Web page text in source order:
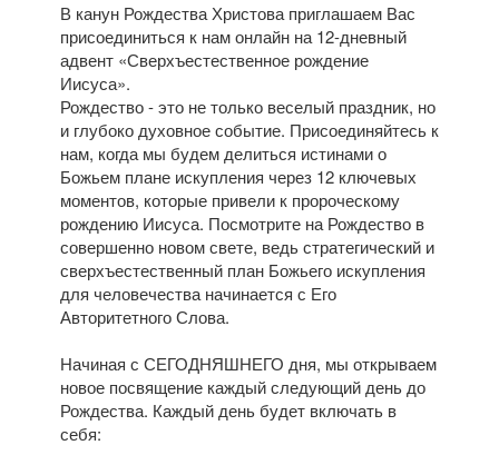
В канун Рождества Христова приглашаем Вас
присоединиться к нам онлайн на 12-дневный
адвент «Сверхъестественное рождение
Иисуса».
Рождество - это не только веселый праздник, но
и глубоко духовное событие. Присоединяйтесь к
нам, когда мы будем делиться истинами о
Божьем плане искупления через 12 ключевых
моментов, которые привели к пророческому
рождению Иисуса. Посмотрите на Рождество в
совершенно новом свете, ведь стратегический и
сверхъестественный план Божьего искупления
для человечества начинается с Его
Авторитетного Слова.
Начиная с СЕГОДНЯШНЕГО дня, мы открываем
новое посвящение каждый следующий день до
Рождества. Каждый день будет включать в
себя: